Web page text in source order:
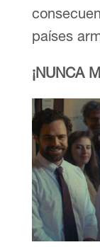
países
¡NUNCA